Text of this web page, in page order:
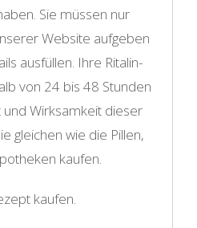
Sie müssen nur
Website aufgeben
ausfüllen. Ihre Ritalin-
von 24 bis 48 Stunden
und Wirksamkeit dieser
gleichen wie die Pillen,
kaufen.
kaufen.